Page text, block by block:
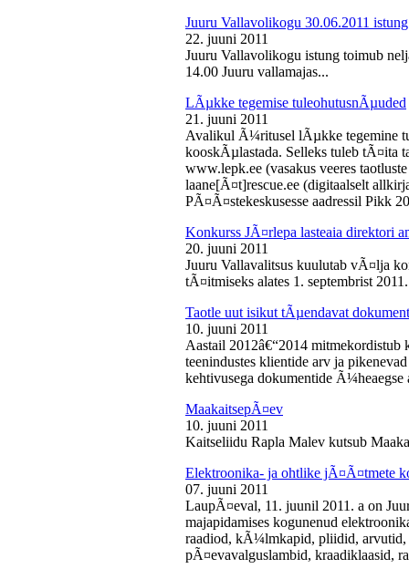
Juuru Vallavolikogu 30.06.2011 istung
22. juuni 2011
Juuru Vallavolikogu istung toimub
14.00 Juuru vallamajas...
LÃµkke tegemise tuleohutusnÃµuded
21. juuni 2011
Avalikul Ã¼ritusel lÃµkke tegemine
kooskÃµlastada. Selleks tuleb tÃ¤ita
www.lepk.ee (vasakus veeres
laane[Ã¤t]rescue.ee (digitaalselt
PÃ¤Ã¤stekeskusesse aadressil Pikk
Konkurss JÃ¤rlepa lasteaia direktori
20. juuni 2011
Juuru Vallavalitsus kuulutab vÃ¤lja
tÃ¤itmiseks alates 1. septembrist
Taotle uut isikut tÃµendavat
10. juuni 2011
Aastail 2012â€“2014
teenindustes klientide arv ja
kehtivusega dokumentide Ã¼heaegse
MaakaitsepÃ¤ev
10. juuni 2011
Kaitseliidu Rapla Malev kutsub
Elektroonika- ja ohtlike jÃ¤Ã¤tmete
07. juuni 2011
LaupÃ¤eval, 11. juunil 2011. a on
majapidamises kogunenud
raadiod, kÃ¼lmkapid, pliidid,
pÃ¤evavalguslambid, kraadiklaasid,